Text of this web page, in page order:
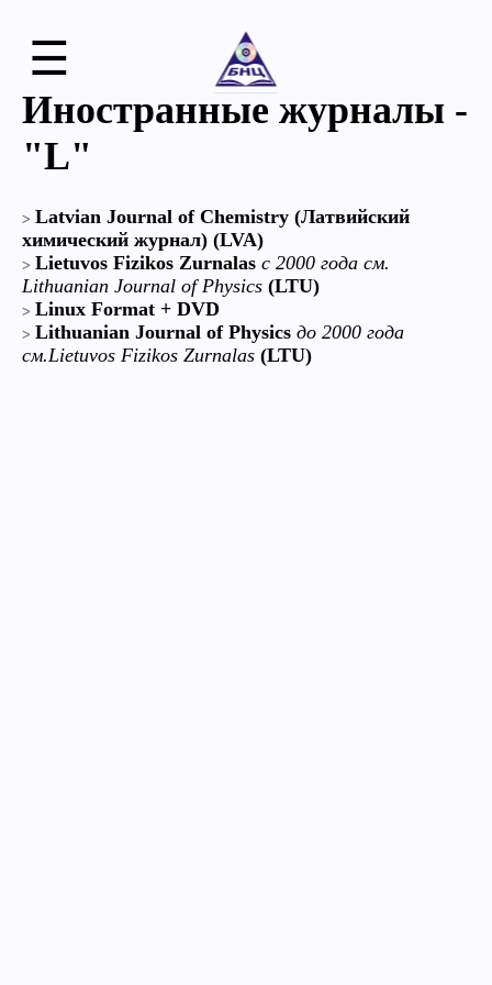
☰
Иностранные журналы -
"L"
Latvian Journal of Chemistry (Латвийский
химический журнал) (LVA)
Lietuvos Fizikos Zurnalasс 2000 года см.
Lithuanian Journal of Physics (LTU)
Linux Format + DVD
Lithuanian Journal of Physics до 2000 года
см.Lietuvos Fizikos Zurnalas (LTU)